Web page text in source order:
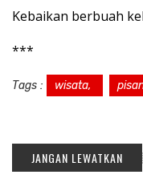
Kebaikan berbuah
***
Tags : wisata,
JANGAN LEWATKAN